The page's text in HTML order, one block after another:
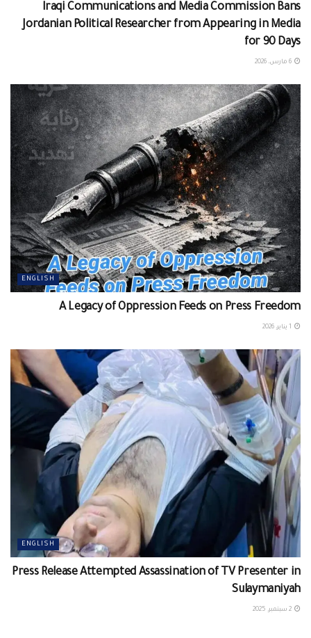
Iraqi Communications and Media Commission Bans
Jordanian Political Researcher from Appearing in Media
for 90 Days
ENGLISH
A Legacy of Oppression Feeds on Press Freedom
ENGLISH
Press Release Attempted Assassination of TV Presenter in
Sulaymaniyah